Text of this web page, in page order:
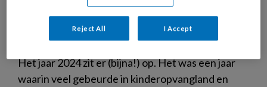
Dit zijn onze best gelezen
artikelen van 2024
Het jaar 2024 zit er (bijna!) op. Het was een jaar
waarin veel gebeurde in kinderopvangland en
Reject All I Accept